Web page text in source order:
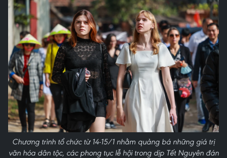
Chương trình tổ chức từ 14-15/1 nhằm quảng bá những giá trị
văn hóa dân tộc, các phong tục lễ hội trong dịp Tết Nguyên đán